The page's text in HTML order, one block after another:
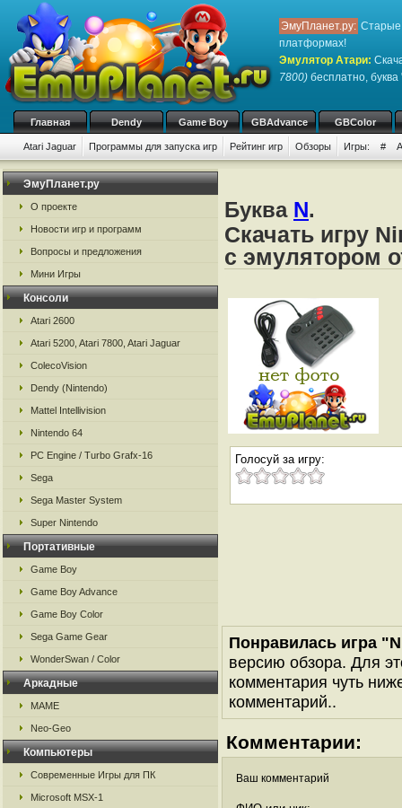
ЭмуПланет.ру: Старые
платформах!
Эмулятор Атари:
7800) бесплатно, буква
Главная Dendy Game Boy GBAdvance GBColor
Atari Jaguar Программы для запуска игр Рейтинг игр Обзоры Игры: # A
ЭмуПланет.ру
О проекте
Новости игр и программ
Вопросы и предложения
Мини Игры
Консоли
Atari 2600
Atari 5200, Atari 7800, Atari Jaguar
ColecoVision
Dendy (Nintendo)
Mattel Intellivision
Nintendo 64
PC Engine / Turbo Grafx-16
Sega
Sega Master System
Super Nintendo
Портативные
Game Boy
Game Boy Advance
Game Boy Color
Sega Game Gear
WonderSwan / Color
Аркадные
MAME
Neo-Geo
Компьютеры
Современные Игры для ПК
Microsoft MSX-1
Буква N.
Скачать игру
с эмулятором
Голосуй за игру:
Понравилась игра
версию обзора. Для
комментария чуть
комментарий..
Комментарии:
Ваш комментарий